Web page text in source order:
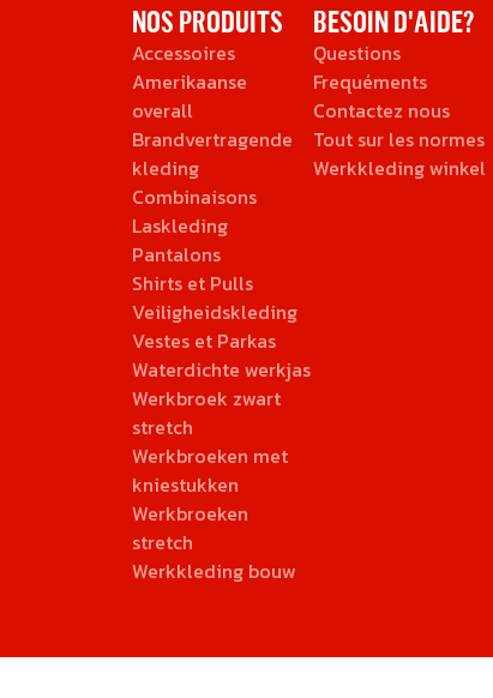
NOS PRODUITS
Accessoires
Amerikaanse
overall
Brandvertragende
kleding
Combinaisons
Laskleding
Pantalons
Shirts et Pulls
Veiligheidskleding
Vestes et Parkas
Waterdichte werkjas
Werkbroek zwart
stretch
Werkbroeken met
kniestukken
Werkbroeken
stretch
Werkkleding bouw
BESOIN D'AIDE?
Questions
Frequéments
Contactez nous
Tout sur les normes
Werkkleding winkel